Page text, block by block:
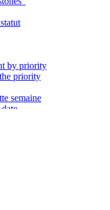
by priority
priority
semaine